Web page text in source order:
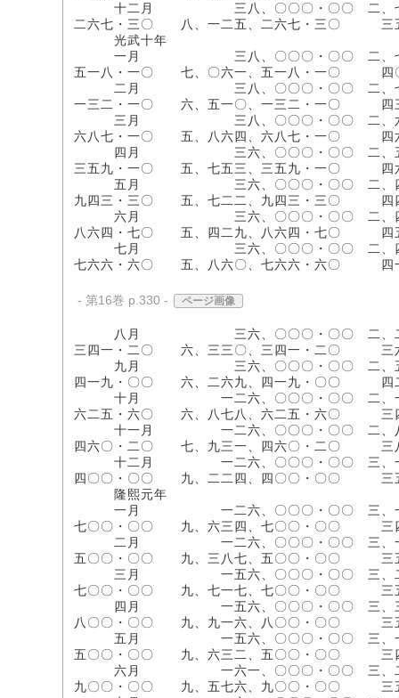
十二月 三八、〇〇〇・〇〇 二、七九〇、
二六七・三〇 八、一二五、二六七・三〇
光武十年
一月 三八、〇〇〇・〇〇 二、七九〇、
五一八・一〇 七、〇六一、五一八・一〇
二月 三八、〇〇〇・〇〇 二、七九〇、
一三二・一〇 六、五一〇、一三二・一〇
三月 三八、〇〇〇・〇〇 二、六四〇、
六八七・一〇 五、八六四、六八七・一〇
四月 三六、〇〇〇・〇〇 二、五九〇、
三五九・一〇 五、七五三、三五九・一〇
五月 三六、〇〇〇・〇〇 二、四九〇、
九四三・三〇 五、七二二、九四三・三〇
六月 三六、〇〇〇・〇〇 二、四一〇、
八六四・七〇 五、四二九、八六四・七〇
七月 三六、〇〇〇・〇〇 二、四一〇、
七六六・六〇 五、八六〇、七六六・六〇
- 第16巻 p.330 - ページ画像
八月 三六、〇〇〇・〇〇 二、二四〇、
三四一・二〇 六、三三〇、三四一・二〇
九月 三六、〇〇〇・〇〇 二、五八〇、
四一九・〇〇 六、二六九、四一九・〇〇
十月 一二六、〇〇〇・〇〇 二、一五〇、
六二五・六〇 六、八七八、六二五・六〇
十一月 一二六、〇〇〇・〇〇 二、八五〇
四六〇・二〇 七、九三一、四六〇・二〇
十二月 一二六、〇〇〇・〇〇 三、一三〇
四〇〇・〇〇 九、二二四、四〇〇・〇〇
隆熙元年
一月 一二六、〇〇〇・〇〇 三、一七〇、
七〇〇・〇〇 九、六三四、七〇〇・〇〇
二月 一二六、〇〇〇・〇〇 三、一四五、
五〇〇・〇〇 九、三八七、五〇〇・〇〇
三月 一五六、〇〇〇・〇〇 三、二四〇、
七〇〇・〇〇 九、七一七、七〇〇・〇〇
四月 一五六、〇〇〇・〇〇 三、三〇〇、
八〇〇・〇〇 九、九一六、八〇〇・〇〇
五月 一五六、〇〇〇・〇〇 三、一三六、
五〇〇・〇〇 九、六三二、五〇〇・〇〇
六月 一六一、〇〇〇・〇〇 三、二二五、
九〇〇・〇〇 九、五七六、九〇〇・〇〇